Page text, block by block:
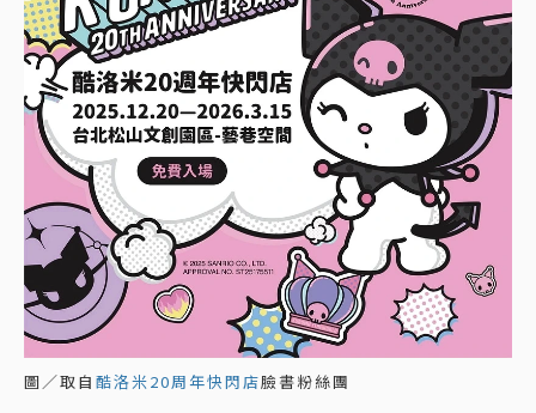
圖／取自 酷洛米20周年快閃店臉書粉絲團